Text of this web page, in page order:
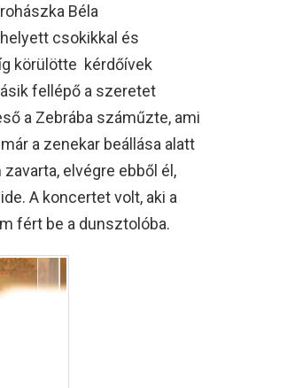
Béla
csokikkal és
körülötte kérdőívek
fellépő a szeretet
a Zebrába száműzte, ami
a zenekar beállása alatt
elvégre ebből él,
A koncertet volt, aki a
fért be a dunsztolóba.